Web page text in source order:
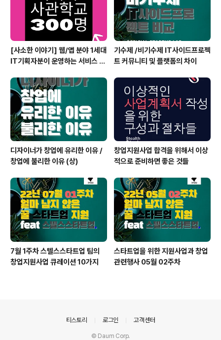
[사소한 이야기] 웹/앱 분야 1세대
IT기획자분이 운영하는 서비스 기
기수제 /비기수제 IT사이드프로젝
트 커뮤니티 및 플랫폼의 차이
디자이너가 창업에 유리한 이유 /
창업에 불리한 이유 (상)
창업지원사업 합격을 위해서 이상
적으로 준비하면 좋은 것들
7월 1주차 스텔스스타트업 팀의
창업지원사업 큐레이션 10가지
스타트업을 위한 지원사업과 창업
관련행사 05월 02주차
티스토리 로그인 고객센터
© Daum Corp.